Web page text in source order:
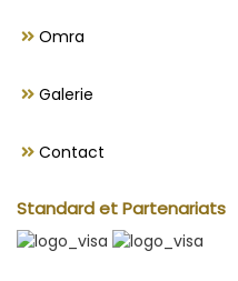
Omra
Galerie
Contact
Standard et Partenariats